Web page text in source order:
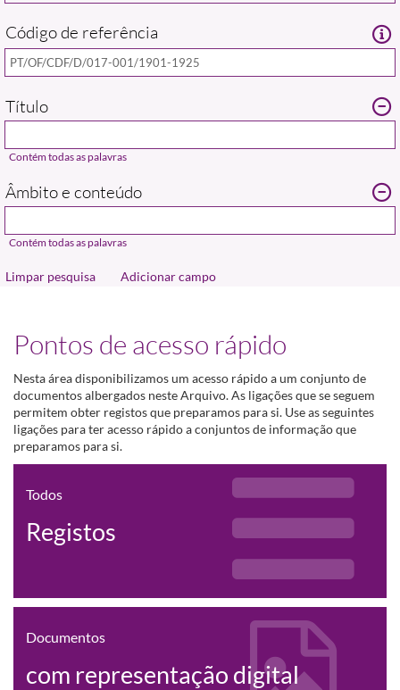
Código de referência
Adicionar campo
Pontos de acesso rápido
Nesta área disponibilizamos um acesso rápido a um conjunto de
documentos albergados neste Arquivo. As ligações que se seguem
permitem obter registos que preparamos para si. Use as seguintes
ligações para ter acesso rápido a conjuntos de informação que
preparamos para si.
Todos
Registos
Documentos
com representação digital